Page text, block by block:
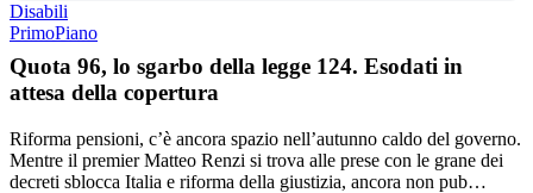
Disabili
PrimoPiano
Quota 96, lo sgarbo della legge 124. Esodati in
attesa della copertura
Riforma pensioni, c’è ancora spazio nell’autunno caldo del governo.
Mentre il premier Matteo Renzi si trova alle prese con le grane dei
decreti sblocca Italia e riforma della giustizia, ancora non pub…